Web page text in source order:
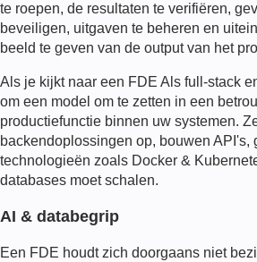
te roepen, de resultaten te verifiëren,
beveiligen, uitgaven te beheren en
beeld te geven van de output van het
Als je kijkt naar een FDE Als full-stack
om een model om te zetten in een
productiefunctie binnen uw systemen.
backendoplossingen op, bouwen API's,
technologieën zoals Docker &
databases moet schalen.
AI & databegrip
Een FDE houdt zich doorgaans niet